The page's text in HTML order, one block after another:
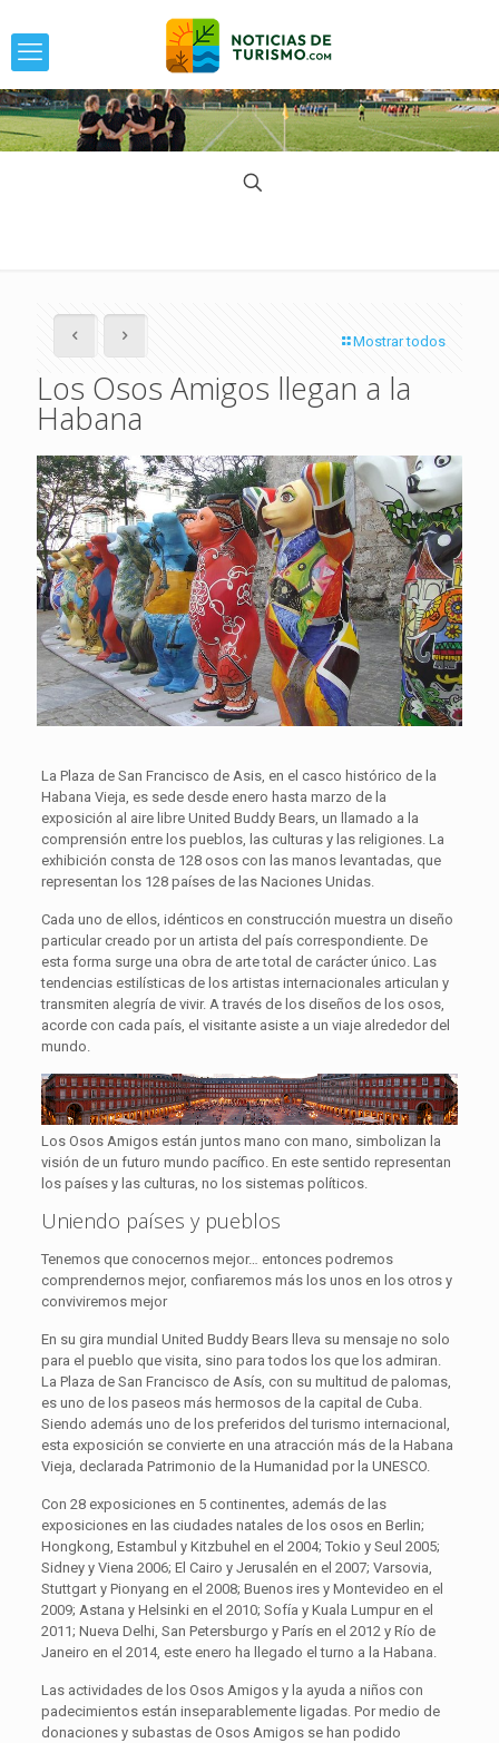
Mostrar todos
Los Osos Amigos llegan a la
Habana
La Plaza de San Francisco de Asis, en el casco histórico de la
Habana Vieja, es sede desde enero hasta marzo de la
exposición al aire libre United Buddy Bears, un llamado a la
comprensión entre los pueblos, las culturas y las religiones. La
exhibición consta de 128 osos con las manos levantadas, que
representan los 128 países de las Naciones Unidas.
Cada uno de ellos, idénticos en construcción muestra un diseño
particular creado por un artista del país correspondiente. De
esta forma surge una obra de arte total de carácter único. Las
tendencias estilísticas de los artistas internacionales articulan y
transmiten alegría de vivir. A través de los diseños de los osos,
acorde con cada país, el visitante asiste a un viaje alrededor del
mundo.
Los Osos Amigos están juntos mano con mano, simbolizan la
visión de un futuro mundo pacífico. En este sentido representan
los países y las culturas, no los sistemas políticos.
Uniendo países y pueblos
Tenemos que conocernos mejor… entonces podremos
comprendernos mejor, confiaremos más los unos en los otros y
conviviremos mejor
En su gira mundial United Buddy Bears lleva su mensaje no solo
para el pueblo que visita, sino para todos los que los admiran.
La Plaza de San Francisco de Asís, con su multitud de palomas,
es uno de los paseos más hermosos de la capital de Cuba.
Siendo además uno de los preferidos del turismo internacional,
esta exposición se convierte en una atracción más de la Habana
Vieja, declarada Patrimonio de la Humanidad por la UNESCO.
Con 28 exposiciones en 5 continentes, además de las
exposiciones en las ciudades natales de los osos en Berlin;
Hongkong, Estambul y Kitzbuhel en el 2004; Tokio y Seul 2005;
Sidney y Viena 2006; El Cairo y Jerusalén en el 2007; Varsovia,
Stuttgart y Pionyang en el 2008; Buenos ires y Montevideo en el
2009; Astana y Helsinki en el 2010; Sofía y Kuala Lumpur en el
2011; Nueva Delhi, San Petersburgo y París en el 2012 y Río de
Janeiro en el 2014, este enero ha llegado el turno a la Habana.
Las actividades de los Osos Amigos y la ayuda a niños con
padecimientos están inseparablemente ligadas. Por medio de
donaciones y subastas de Osos Amigos se han podido